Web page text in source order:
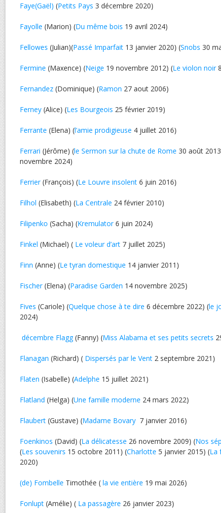
Faye(Gaël) (Petits Pays 3 décembre 2020)
Fayolle (Marion) (Du même bois 19 avril 2024)
Fellowes (Julian)(Passé Imparfait 13 janvier 2020) (Snobs 30
Fermine (Maxence) (Neige 19 novembre 2012) (Le violon noir
Fernandez (Dominique) (Ramon 27 aout 2006)
Ferney (Alice) (Les Bourgeois 25 février 2019)
Ferrante (Elena) (l’amie prodigieuse 4 juillet 2016)
Ferrari (Jérôme) (le Sermon sur la chute de Rome 30 août
novembre 2024)
Ferrier(François) (Le Louvre insolent 6 juin 2016)
Filhol (Elisabeth) (La Centrale 24 février 2010)
Filipenko (Sacha) (Kremulator6 juin 2024)
Finkel (Michael) ( Le voleur d’art 7 juillet 2025)
Finn (Anne) (Le tyran domestique 14 janvier 2011)
Fischer(Elena) (Paradise Garden 14 novembre 2025)
Fives (Cariole) (Quelque chose à te dire 6 décembre 2022) (le
2024)
décembre Flagg(Fanny) (Miss Alabama et ses petits secrets
Flanagan (Richard) ( Dispersés par le Vent 2 septembre 2021)
Flaten (Isabelle) (Adelphe 15 juillet 2021)
Flatland (Helga) (Une famille moderne 24 mars 2022)
Flaubert (Gustave) (Madame Bovary 7 janvier 2016)
Foenkinos (David) (La délicatesse 26 novembre 2009) (Nos
(Les souvenirs 15 octobre 2011) (Charlotte 5 janvier 2015) (La
2020)
(de) Fombelle Timothée ( la vie entière 19 mai 2026)
Fonlupt (Amélie) ( La passagère 26 janvier 2023)